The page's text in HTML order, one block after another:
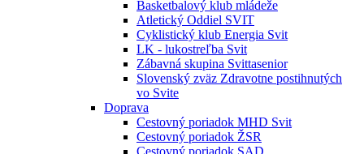
Basketbalový klub mládeže
Atletický Oddiel SVIT
Cyklistický klub Energia Svit
LK - lukostreľba Svit
Zábavná skupina Svittasenior
Slovenský zväz Zdravotne postihnutých
vo Svite
Doprava
Cestovný poriadok MHD Svit
Cestovný poriadok ŽSR
Cestovný poriadok SAD